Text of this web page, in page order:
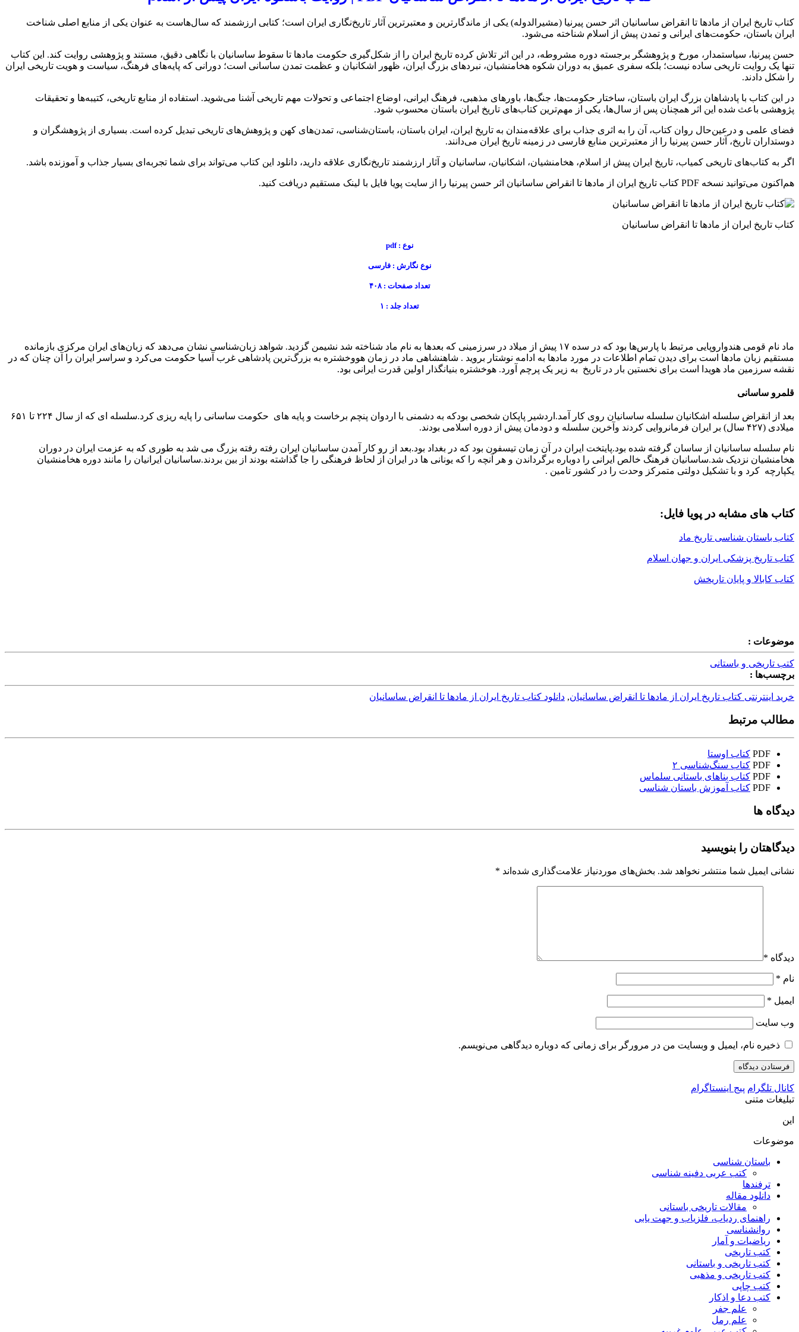
کتاب تاریخ ایران از مادها تا انقراض ساسانیان اثر حسن پیرنیا (مشیرالدوله) یکی از ماندگارترین و معتبرترین آثار تاریخ‌نگاری ایران است؛ کتابی ارزشمند که سال‌هاست به عنوان یکی از منابع اصلی شناخت
ایران باستان، حکومت‌های ایرانی و تمدن پیش از اسلام شناخته می‌شود.
حسن پیرنیا، سیاستمدار، مورخ و پژوهشگر برجسته دوره مشروطه، در این اثر تلاش کرده تاریخ ایران را از شکل‌گیری حکومت مادها تا سقوط ساسانیان با نگاهی دقیق، مستند و پژوهشی روایت کند. این کتاب
تنها یک روایت تاریخی ساده نیست؛ بلکه سفری عمیق به دوران شکوه هخامنشیان، نبردهای بزرگ ایران، ظهور اشکانیان و عظمت تمدن ساسانی است؛ دورانی که پایه‌های فرهنگ، سیاست و هویت تاریخی ایران
را شکل دادند.
در این کتاب با پادشاهان بزرگ ایران باستان، ساختار حکومت‌ها، جنگ‌ها، باورهای مذهبی، فرهنگ ایرانی، اوضاع اجتماعی و تحولات مهم تاریخی آشنا می‌شوید. استفاده از منابع تاریخی، کتیبه‌ها و تحقیقات
پژوهشی باعث شده این اثر همچنان پس از سال‌ها، یکی از مهم‌ترین کتاب‌های تاریخ ایران باستان محسوب شود.
فضای علمی و درعین‌حال روان کتاب، آن را به اثری جذاب برای علاقه‌مندان به تاریخ ایران، ایران باستان، باستان‌شناسی، تمدن‌های کهن و پژوهش‌های تاریخی تبدیل کرده است. بسیاری از پژوهشگران و
دوستداران تاریخ، آثار حسن پیرنیا را از معتبرترین منابع فارسی در زمینه تاریخ ایران می‌دانند.
اگر به کتاب‌های تاریخی کمیاب، تاریخ ایران پیش از اسلام، هخامنشیان، اشکانیان، ساسانیان و آثار ارزشمند تاریخ‌نگاری علاقه دارید، دانلود این کتاب می‌تواند برای شما تجربه‌ای بسیار جذاب و آموزنده باشد.
هم‌اکنون می‌توانید نسخه PDF کتاب تاریخ ایران از مادها تا انقراض ساسانیان اثر حسن پیرنیا را از سایت پویا فایل با لینک مستقیم دریافت کنید.
کتاب تاریخ ایران از مادها تا انقراض ساسانیان
نوع : pdf
نوع نگارش : فارسی
تعداد صفحات : ۴۰۸
تعداد جلد : ۱
ماد نام قومی هندواروپایی مرتبط با پارس‌ها بود که در سده ۱۷ پیش از میلاد در سرزمینی که بعدها به نام ماد شناخته شد نشیمن گزدید. شواهد زبان‌شناسی نشان می‌دهد که زبان‌های ایران مرکزی بازمانده
مستقیم زبان مادها است برای دیدن تمام اطلاعات در مورد مادها به ادامه نوشتار بروید . شاهنشاهی ماد در زمان هووخشتره به بزرگ‌ترین پادشاهی غرب آسیا حکومت می‌کرد و سراسر ایران را آن چنان که در
نقشه سرزمین ماد هویدا است برای نخستین بار در تاریخ به زیر یک پرچم آورد. هوخشتره بنیانگذار اولین قدرت ایرانی بود.
قلمرو ساسانی
بعد از انقراض سلسله اشکانیان سلسله ساسانیان روی کار آمد.اردشیر پاپکان شخصی بودکه به دشمنی با اردوان پنچم برخاست و پایه های حکومت ساسانی را پایه ریزی کرد.سلسله ای که از سال ۲۲۴ تا ۶۵۱
میلادی (۴۲۷ سال) بر ایران فرمانروایی کردند وآخرین سلسله و دودمان پیش از دوره اسلامی بودند.
نام سلسله ساسانیان از ساسان گرفته شده بود.پایتخت ایران در آن زمان تیسفون بود که در بغداد بود.بعد از رو کار آمدن ساسانیان ایران رفته رفته بزرگ می شد به طوری که به عزمت ایران در دوران
هخامنشیان نزدیک شد.ساسانیان فرهنگ خالص ایرانی را دوباره برگرداندن و هر آنچه را که یونانی ها در ایران از لحاظ فرهنگی را جا گذاشته بودند از بین بردند.ساسانیان ایرانیان را مانند دوره هخامنشیان
یکپارچه کرد و با تشکیل دولتی متمرکز وحدت را در کشور تامین .
کتاب های مشابه در پویا فایل:
کتاب باستان شناسی تاریخ ماد
کتاب تاریخ پزشکی ایران و جهان اسلام
کتاب کابالا و پایان تاریخش
موضوعات :
کتب تاریخی و باستانی
برچسب‌ها :
خرید اینترنتی کتاب تاریخ ایران از مادها تا انقراض ساسانیان, دانلود کتاب تاریخ ایران از مادها تا انقراض ساسانیان
مطالب مرتبط
PDF کتاب اوستا
PDF کتاب سنگ‌شناسی ۲
PDF کتاب بناهای باستانی سلماس
PDF کتاب آموزش باستان شناسی
دیدگاه ها
دیدگاهتان را بنویسید
نشانی ایمیل شما منتشر نخواهد شد. بخش‌های موردنیاز علامت‌گذاری شده‌اند *
دیدگاه *
نام *
ایمیل *
وب‌ سایت
ذخیره نام، ایمیل و وبسایت من در مرورگر برای زمانی که دوباره دیدگاهی می‌نویسم.
کانال تلگرام پیج اینستاگرام
تبلیغات متنی
این
موضوعات
باستان شناسی
کتب عربی دفینه شناسی
ترفندها
دانلود مقاله
مقالات تاریخی باستانی
راهنمای ردیاب، فلزیاب و جهت یابی
روانشناسی
ریاضیات و آمار
کتب تاریخی
کتب تاریخی و باستانی
کتب تاریخی و مذهبی
کتب چاپی
کتب دعا و اذکار
علم جفر
علم رمل